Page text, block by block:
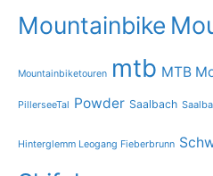
Mountainbike
Mountainbiketouren mtb MTB
PillerseeTal Powder Saalbach
Hinterglemm Leogang Fieberbrunn